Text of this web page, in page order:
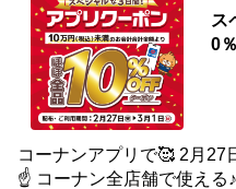
ス
0
コーナンアプリで🥰 2月27
☝️ コーナン全店舗で使える